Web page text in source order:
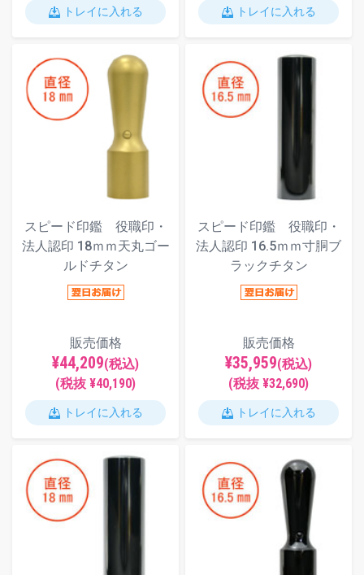
トレイに入れる トレイに入れる
スピード印鑑 役職印・
法人認印 18ｍｍ天丸ゴー
ルドチタン
販売価格
¥44,209(税込)
(税抜 ¥40,190)
トレイに入れる
スピード印鑑 役職印・
法人認印 16.5ｍｍ寸胴ブ
ラックチタン
販売価格
¥35,959(税込)
(税抜 ¥32,690)
トレイに入れる